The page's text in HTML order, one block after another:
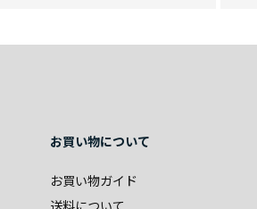
お買い物について
お買い物ガイド
送料について